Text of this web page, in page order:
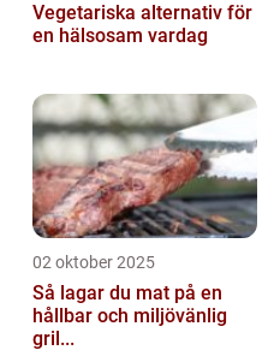
Vegetariska alternativ för
en hälsosam vardag
02 oktober 2025
Så lagar du mat på en
hållbar och miljövänlig
gril...